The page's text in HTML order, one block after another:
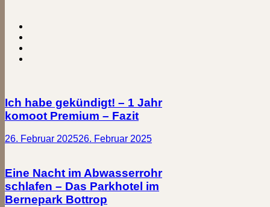
Ich habe gekündigt! – 1 Jahr
komoot Premium – Fazit
26. Februar 202526. Februar 2025
Eine Nacht im Abwasserrohr
schlafen – Das Parkhotel im
Bernepark Bottrop